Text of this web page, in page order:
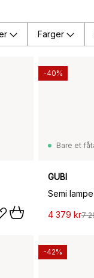
Farger
Bare et
GUBI
Semi
4 379 kr7
-40%
-42%